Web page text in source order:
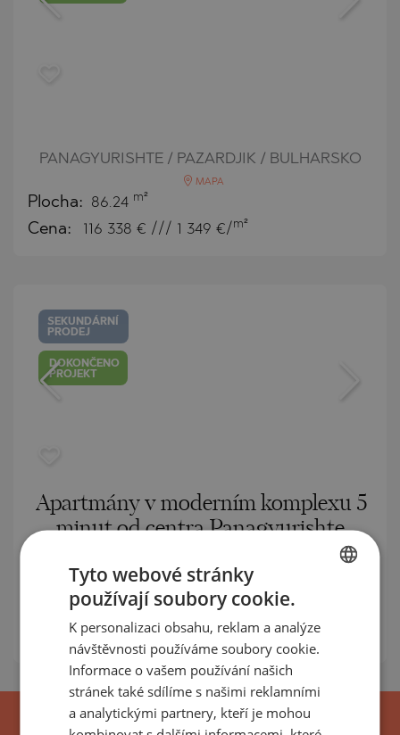
PANAGYURISHTE / PAZARDJIK / BULHARSKO
MAPA
Plocha: 86.24 m²
Cena: 116 338 € /// 1 349 €/ m²
SEKUNDÁRNÍ
PRODEJ
DOKONČENO
PROJEKT
Apartmány v moderním komplexu 5
minut od centra Panagyurishte
PANAGYURISHTE / PAZARDJIK / BULHARSKO
Ceny: 105 740- 341 972€
Ceny za m²: 1 249 - 1 399 €/m²
BULGARIAN
ENGLISH
GERMAN
FRENCH
Tyto webové stránky
používají soubory cookie.
K personalizaci obsahu, reklam a analýze
návštěvnosti používáme soubory cookie.
Informace o vašem používání našich
stránek také sdílíme s našimi reklamními
a analytickými partnery, kteří je mohou